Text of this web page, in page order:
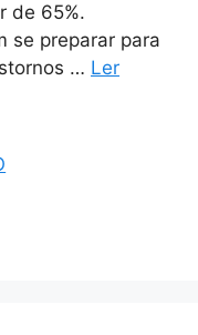
de 65%.
se preparar para
… Ler